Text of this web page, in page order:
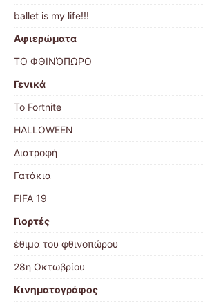
ballet is my life!!!
Αφιερώματα
ΤΟ ΦΘΙΝΌΠΩΡΟ
Γενικά
Το Fortnite
HALLOWEEN
Διατροφή
Γατάκια
FIFA 19
Γιορτές
έθιμα του φθινοπώρου
28η Οκτωβρίου
Κινηματογράφος